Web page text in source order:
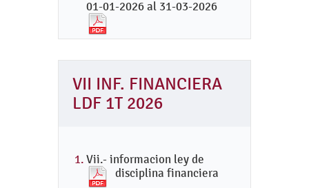
01-01-2026 al 31-03-2026
VII INF. FINANCIERA
LDF 1T 2026
Vii.- informacion ley de
disciplina financiera